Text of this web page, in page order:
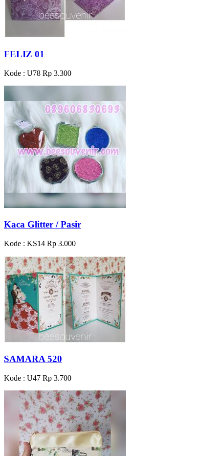
FELIZ 01
Kode : U78 Rp 3.300
Kaca Glitter / Pasir
Kode : KS14 Rp 3.000
SAMARA 520
Kode : U47 Rp 3.700